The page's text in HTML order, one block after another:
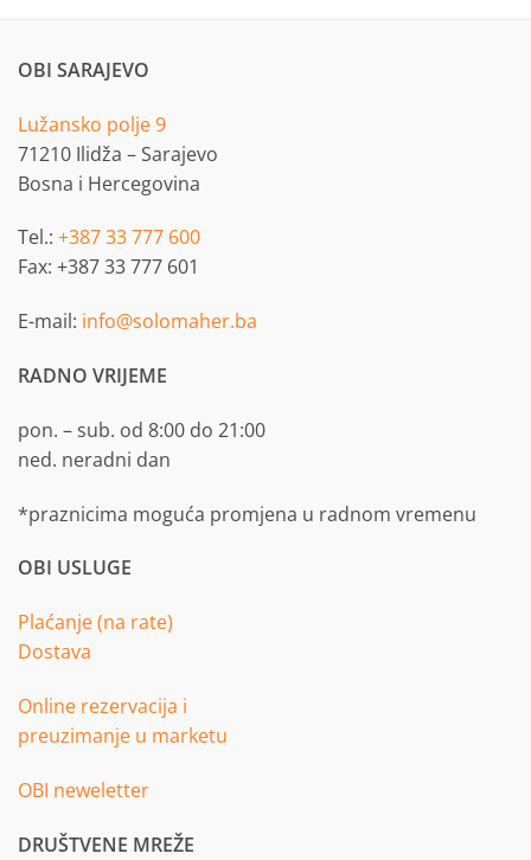
OBI SARAJEVO
Lužansko polje 9
71210 Ilidža – Sarajevo
Bosna i Hercegovina
Tel.: +387 33 777 600
Fax: +387 33 777 601
E-mail: info@solomaher.ba
RADNO VRIJEME
pon. – sub. od 8:00 do 21:00
ned. neradni dan
*praznicima moguća promjena u radnom vremenu
OBI USLUGE
Plaćanje (na rate)
Dostava
Online rezervacija i
preuzimanje u marketu
OBI neweletter
DRUŠTVENE MREŽE